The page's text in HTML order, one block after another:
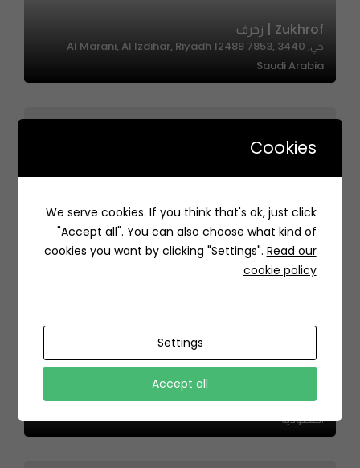
Zukhrof | زخرف
حي, 3440 Al Marani, Al Izdihar, Riyadh 12488 7853,
Saudi Arabia
Ccs Souvlaki | سي سي سوفلاكي
طريق أنس ابن مالك، الياسمين،، النرجس، الرياض 13323، السعودية
السعودية
Cookies
We serve cookies. If you think that's ok, just click
"Accept all". You can also choose what kind of
cookies you want by clicking "Settings". Read our
cookie policy
Settings
Accept all